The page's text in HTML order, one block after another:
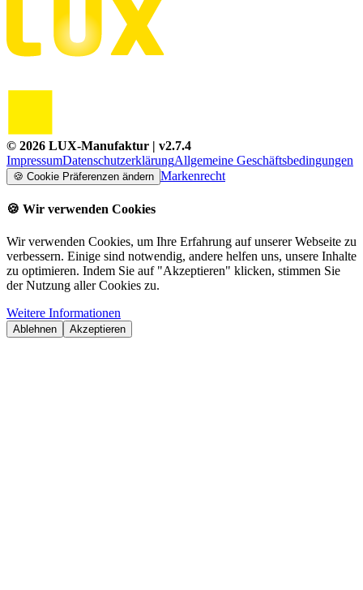
© 2026 LUX-Manufaktur | v2.7.4
ImpressumDatenschutzerklärungAllgemeine Geschäftsbedingungen
🍪 Cookie Präferenzen ändern Markenrecht
🍪 Wir verwenden Cookies
Wir verwenden Cookies, um Ihre Erfahrung auf unserer Webseite zu
verbessern. Einige sind notwendig, andere helfen uns, unsere Inhalte
zu optimieren. Indem Sie auf "Akzeptieren" klicken, stimmen Sie
der Nutzung aller Cookies zu.
Weitere Informationen
Ablehnen Akzeptieren